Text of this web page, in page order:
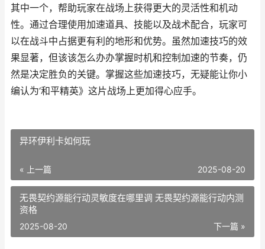
其中一个，帮助玩家在战场上获得更大的灵活性和机动
性。通过合理使用加速道具、技能以及战术配合，玩家可
以在战斗中占据更有利的地形和优势。虽然加速技巧的效
果显著，但该该怎么办办掌握时机和控制加速的节奏，仍
然是决定胜负的关键。掌握这些加速技巧，无疑能让你小
编认为‘和平精英》这片战场上更加得心应手。
异环伊利卡如何玩
« 上一篇 2025-08-20
无畏契约源能行动灵敏度在哪里调 无畏契约源能行动内测
资格
下一篇 »
2025-08-20